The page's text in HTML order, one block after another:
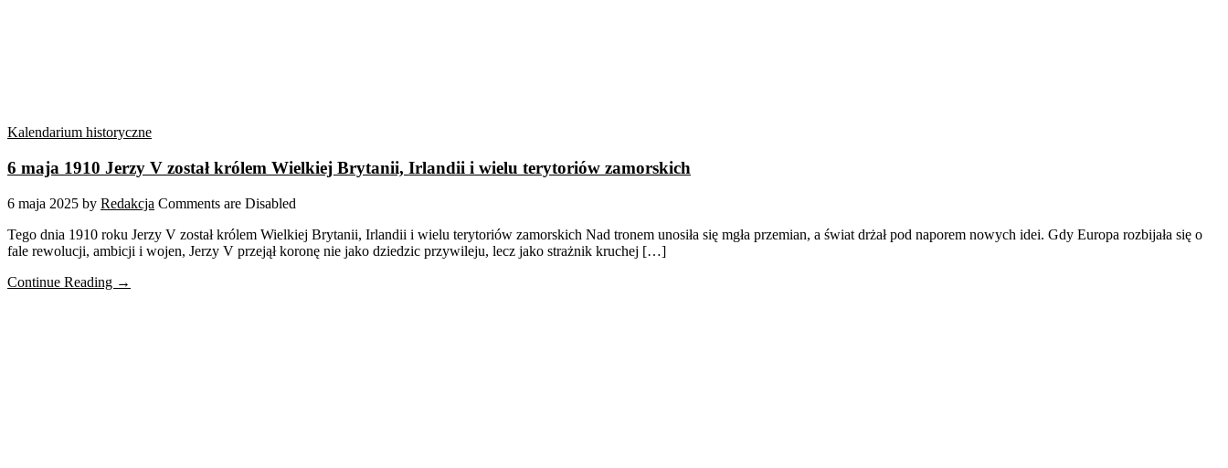
Kalendarium historyczne
6 maja 1910 Jerzy V został królem Wielkiej Brytanii, Irlandii i wielu terytoriów zamorskich
6 maja 2025 by Redakcja Comments are Disabled
Tego dnia 1910 roku Jerzy V został królem Wielkiej Brytanii, Irlandii i wielu terytoriów zamorskich Nad tronem unosiła się mgła przemian, a świat drżał pod naporem nowych idei. Gdy Europa rozbijała się o
fale rewolucji, ambicji i wojen, Jerzy V przejął koronę nie jako dziedzic przywileju, lecz jako strażnik kruchej […]
Continue Reading →